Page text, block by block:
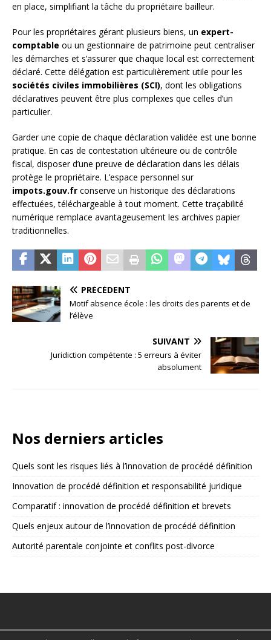
en place, simplifiant la tâche du propriétaire bailleur.
Pour les propriétaires gérant plusieurs biens, un expert-
comptable ou un gestionnaire de patrimoine peut centraliser
les démarches et s’assurer que chaque local est correctement
déclaré. Cette délégation est particulièrement utile pour les
sociétés civiles immobilières (SCI), dont les obligations
déclaratives peuvent être plus complexes que celles d’un
particulier.
Garder une copie de chaque déclaration validée est une bonne
pratique. En cas de contestation ultérieure ou de contrôle
fiscal, disposer d’une preuve de déclaration dans les délais
protège le propriétaire. L’espace personnel sur
impots.gouv.fr conserve un historique des déclarations
effectuées, téléchargeable à tout moment. Cette traçabilité
numérique remplace avantageusement les archives papier
traditionnelles.
PRÉCÉDENT
Motif absence école : les droits des parents et de
l’élève
SUIVANT
Juridiction compétente : 5 erreurs à éviter
absolument
Nos derniers articles
Quels sont les risques liés à l’innovation de procédé définition
Innovation de procédé définition et responsabilité juridique
Comparatif : innovation de procédé définition et brevets
Quels enjeux autour de l’innovation de procédé définition
Autorité parentale conjointe et conflits post-divorce